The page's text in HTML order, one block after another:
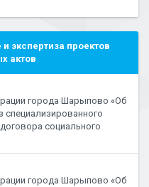
экспертиза проектов
актов
города Шарыпово «Об
социального
города Шарыпово «Об